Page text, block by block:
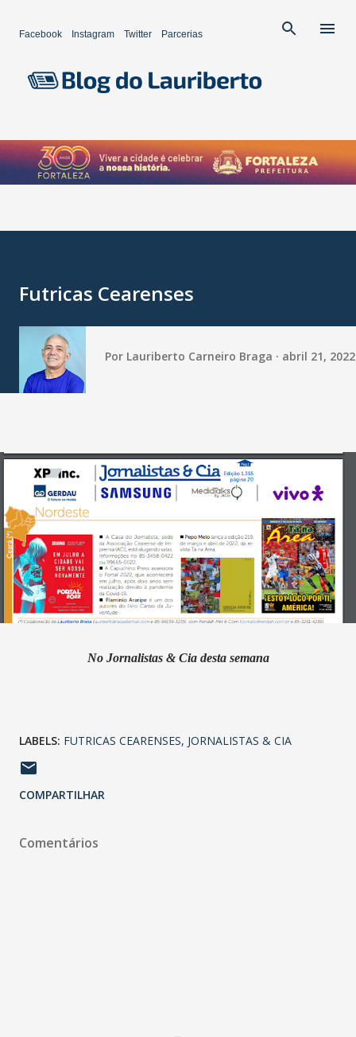
Facebook Instagram Twitter Parcerias
Futricas Cearenses
Por Lauriberto Carneiro Braga abril 21, 2022
No Jornalistas & Cia desta semana
LABELS: FUTRICAS CEARENSES JORNALISTAS & CIA
COMPARTILHAR
Comentários